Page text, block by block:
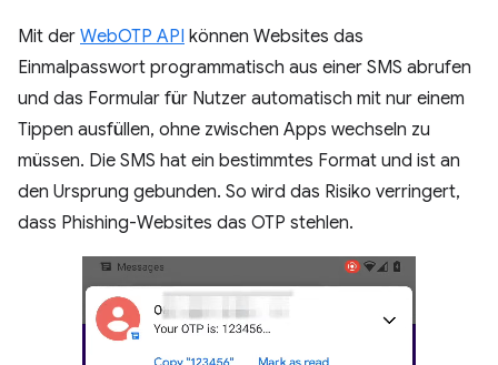
Mit der WebOTP API können Websites das
Einmalpasswort programmatisch aus einer SMS abrufen
und das Formular für Nutzer automatisch mit nur einem
Tippen ausfüllen, ohne zwischen Apps wechseln zu
müssen. Die SMS hat ein bestimmtes Format und ist an
den Ursprung gebunden. So wird das Risiko verringert,
dass Phishing-Websites das OTP stehlen.